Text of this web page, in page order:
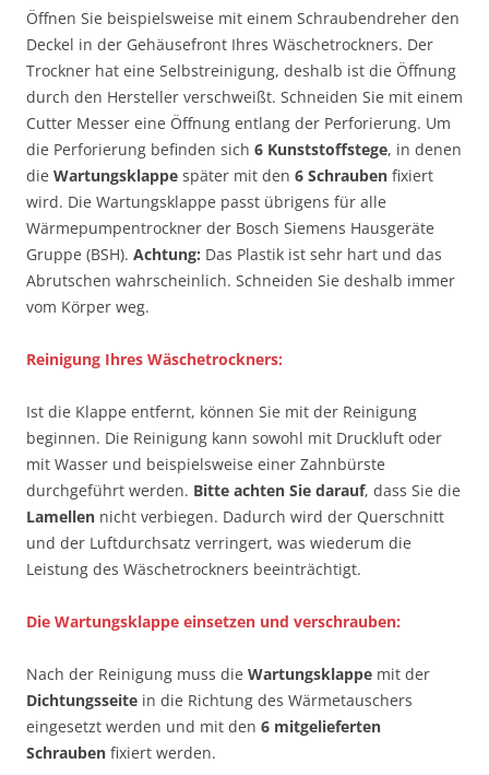
Öffnen Sie beispielsweise mit einem Schraubendreher den
Deckel in der Gehäusefront Ihres Wäschetrockners. Der
Trockner hat eine Selbstreinigung, deshalb ist die Öffnung
durch den Hersteller verschweißt. Schneiden Sie mit einem
Cutter Messer eine Öffnung entlang der Perforierung. Um
die Perforierung befinden sich 6 Kunststoffstege, in denen
die Wartungsklappe später mit den 6 Schrauben fixiert
wird. Die Wartungsklappe passt übrigens für alle
Wärmepumpentrockner der Bosch Siemens Hausgeräte
Gruppe (BSH). Achtung: Das Plastik ist sehr hart und das
Abrutschen wahrscheinlich. Schneiden Sie deshalb immer
vom Körper weg.
Reinigung Ihres Wäschetrockners:
Ist die Klappe entfernt, können Sie mit der Reinigung
beginnen. Die Reinigung kann sowohl mit Druckluft oder
mit Wasser und beispielsweise einer Zahnbürste
durchgeführt werden. Bitte achten Sie darauf, dass Sie die
Lamellen nicht verbiegen. Dadurch wird der Querschnitt
und der Luftdurchsatz verringert, was wiederum die
Leistung des Wäschetrockners beeinträchtigt.
Die Wartungsklappe einsetzen und verschrauben:
Nach der Reinigung muss die Wartungsklappe mit der
Dichtungsseite in die Richtung des Wärmetauschers
eingesetzt werden und mit den 6 mitgelieferten
Schrauben fixiert werden.